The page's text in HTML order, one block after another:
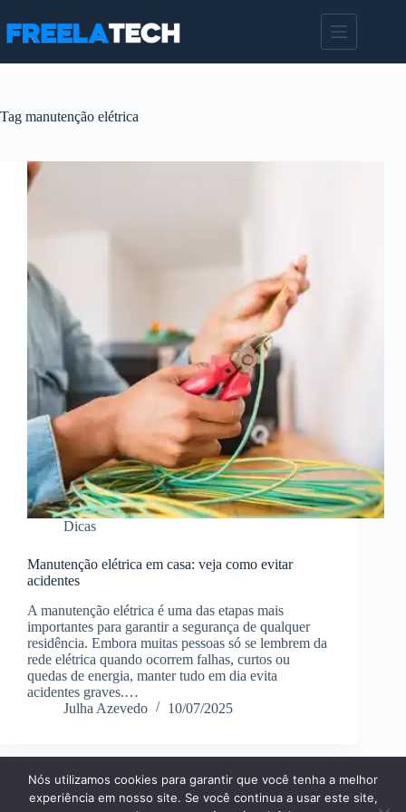
para
Tag manutenção elétrica
Dicas
Manutenção elétrica em casa: veja como evitar
acidentes
A manutenção elétrica é uma das etapas mais
importantes para garantir a segurança de qualquer
residência. Embora muitas pessoas só se lembrem da
rede elétrica quando ocorrem falhas, curtos ou
quedas de energia, manter tudo em dia evita
acidentes graves.…
Julha Azevedo
10/07/2025
Página Inícial Dicas
Aplicativos
Nós utilizamos cookies para garantir que você tenha a melhor
experiência em nosso site. Se você continua a usar este site,